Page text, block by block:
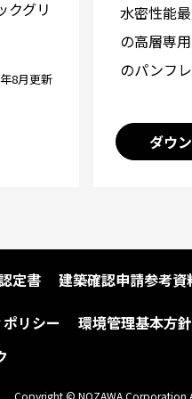
クグリ
8月更新
水密性能
の高層専
のパンフレ
ダウ
定書 建築確認申請参考資
リシー 環境管理基本方針
Copyright © NOZAWA Corporation